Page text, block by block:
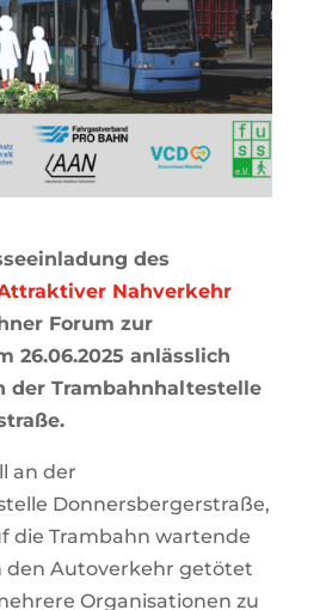
des
Nahverkehr
Forum zur
26.06.2025 anlässlich
der Trambahnhaltestelle
an der
Donnersbergerstraße,
die Trambahn wartende
den Autoverkehr getötet
Organisationen zu